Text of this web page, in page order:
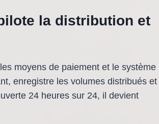
la distribution et
moyens de paiement et le système
enregistre les volumes distribués et
24 heures sur 24, il devient